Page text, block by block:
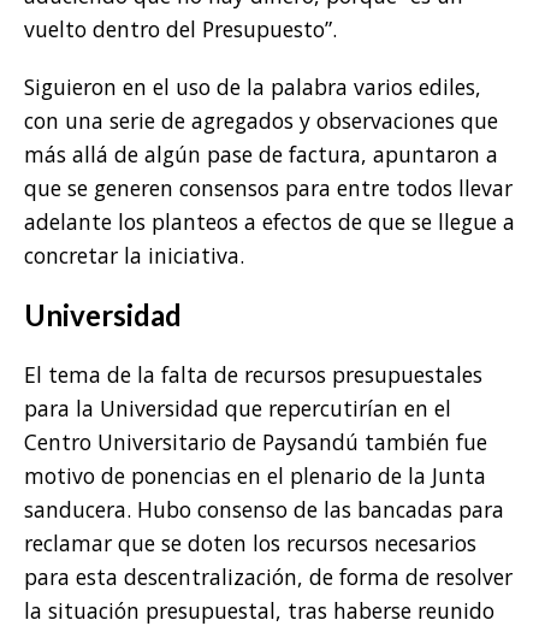
vuelto dentro del Presupuesto”.
Siguieron en el uso de la palabra varios ediles,
con una serie de agregados y observaciones que
más allá de algún pase de factura, apuntaron a
que se generen consensos para entre todos llevar
adelante los planteos a efectos de que se llegue a
concretar la iniciativa.
Universidad
El tema de la falta de recursos presupuestales
para la Universidad que repercutirían en el
Centro Universitario de Paysandú también fue
motivo de ponencias en el plenario de la Junta
sanducera. Hubo consenso de las bancadas para
reclamar que se doten los recursos necesarios
para esta descentralización, de forma de resolver
la situación presupuestal, tras haberse reunido